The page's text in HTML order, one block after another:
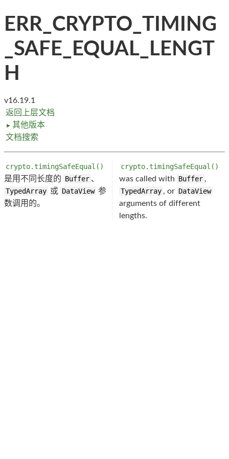
ERR_CRYPTO_TIMING
_SAFE_EQUAL_LENGT
H
v16.19.1
返回上层文档
► 其他版本
文档搜索
crypto.timingSafeEqual()
是用不同长度的 Buffer 、
TypedArray 或 DataView 参
数调用的。
crypto.timingSafeEqual()
was called with Buffer ,
TypedArray , or DataView
arguments of different
lengths.